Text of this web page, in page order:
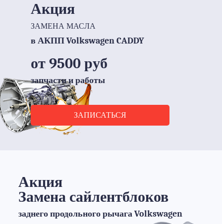
Акция
ЗАМЕНА МАСЛА
в АКПП Volkswagen CADDY
от 9500 руб
запчасти и работы
ЗАПИСАТЬСЯ
Акция
Замена сайлентблоков
заднего продольного рычага Volkswagen